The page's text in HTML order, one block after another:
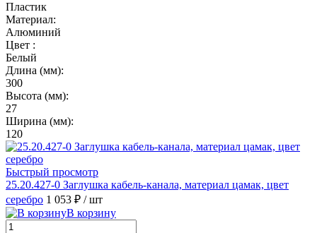
Пластик
Материал:
Алюминий
Цвет :
Белый
Длина (мм):
300
Высота (мм):
27
Ширина (мм):
120
Быстрый просмотр
25.20.427-0 Заглушка кабель-канала, материал цамак, цвет
серебро 1 053 ₽ / шт
В корзину